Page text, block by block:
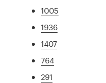
1005
1936
1407
764
291